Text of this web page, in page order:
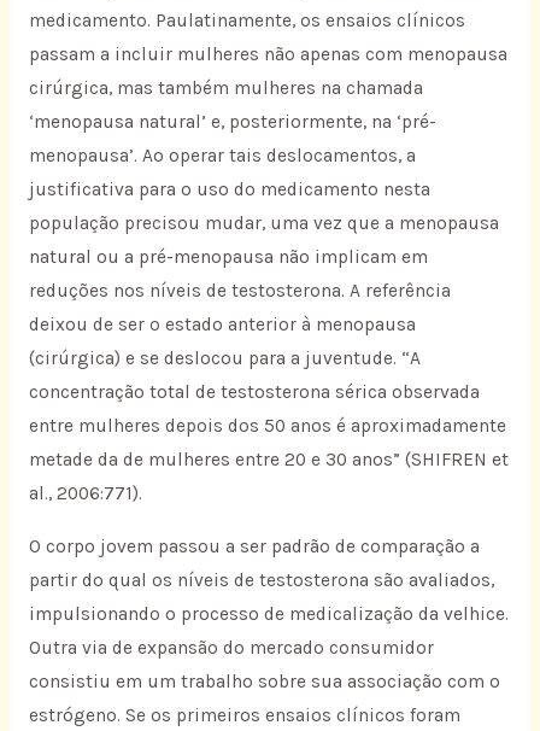
medicamento. Paulatinamente, os ensaios clínicos
passam a incluir mulheres não apenas com menopausa
cirúrgica, mas também mulheres na chamada
‘menopausa natural’ e, posteriormente, na ‘pré-
menopausa’. Ao operar tais deslocamentos, a
justificativa para o uso do medicamento nesta
população precisou mudar, uma vez que a menopausa
natural ou a pré-menopausa não implicam em
reduções nos níveis de testosterona. A referência
deixou de ser o estado anterior à menopausa
(cirúrgica) e se deslocou para a juventude. “A
concentração total de testosterona sérica observada
entre mulheres depois dos 50 anos é aproximadamente
metade da de mulheres entre 20 e 30 anos” (SHIFREN et
al., 2006:771).
O corpo jovem passou a ser padrão de comparação a
partir do qual os níveis de testosterona são avaliados,
impulsionando o processo de medicalização da velhice.
Outra via de expansão do mercado consumidor
consistiu em um trabalho sobre sua associação com o
estrógeno. Se os primeiros ensaios clínicos foram